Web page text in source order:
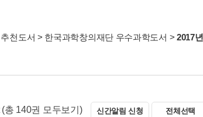
천도서 > 한국과학창의재단 우수과학도서 > 2017년
(총 140권 모두보기) 신간알림 신청 전체선택